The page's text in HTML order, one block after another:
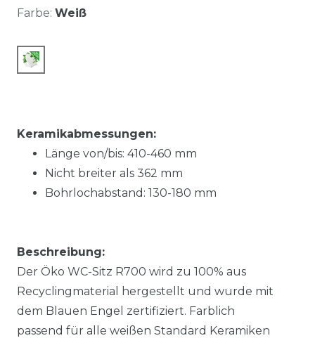
Farbe: Weiß
Keramikabmessungen:
Länge von/bis: 410-460 mm
Nicht breiter als 362 mm
Bohrlochabstand: 130-180 mm
Beschreibung:
Der Öko WC-Sitz R700 wird zu 100% aus
Recyclingmaterial hergestellt und wurde mit
dem Blauen Engel zertifiziert. Farblich
passend für alle weißen Standard Keramiken